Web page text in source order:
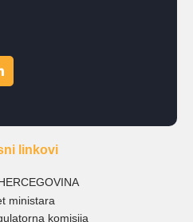
linkovi
ministara
komisija